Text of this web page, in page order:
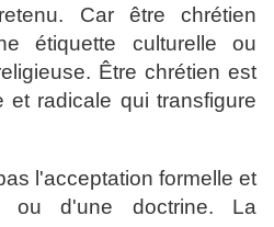
Car être chrétien
étiquette culturelle ou
Être chrétien est
et radicale qui transfigure
l'acceptation formelle et
ou d'une doctrine. La